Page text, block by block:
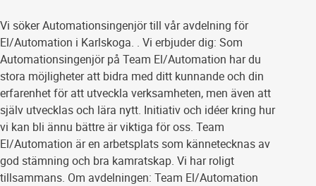
Vi söker Automationsingenjör till vår avdelning för
El/Automation i Karlskoga. . Vi erbjuder dig: Som
Automationsingenjör på Team El/Automation har du
stora möjligheter att bidra med ditt kunnande och din
erfarenhet för att utveckla verksamheten, men även att
själv utvecklas och lära nytt. Initiativ och idéer kring hur
vi kan bli ännu bättre är viktiga för oss. Team
El/Automation är en arbetsplats som kännetecknas av
god stämning och bra kamratskap. Vi har roligt
tillsammans. Om avdelningen: Team El/Automation